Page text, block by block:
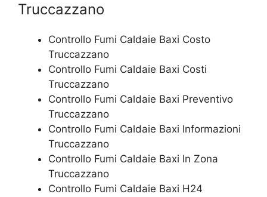
Truccazzano
Controllo Fumi Caldaie Baxi Costo
Truccazzano
Controllo Fumi Caldaie Baxi Costi
Truccazzano
Controllo Fumi Caldaie Baxi Preventivo
Truccazzano
Controllo Fumi Caldaie Baxi Informazioni
Truccazzano
Controllo Fumi Caldaie Baxi In Zona
Truccazzano
Controllo Fumi Caldaie Baxi H24